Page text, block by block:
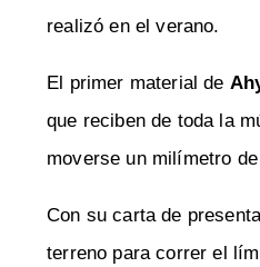
realizó en el verano.
El primer material de
que reciben de toda la
moverse un milímetro
Con su carta de
terreno para correr el